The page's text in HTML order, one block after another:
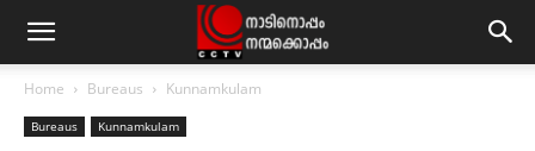
Home Bureaus Kunnamkulam
Bureaus Kunnamkulam